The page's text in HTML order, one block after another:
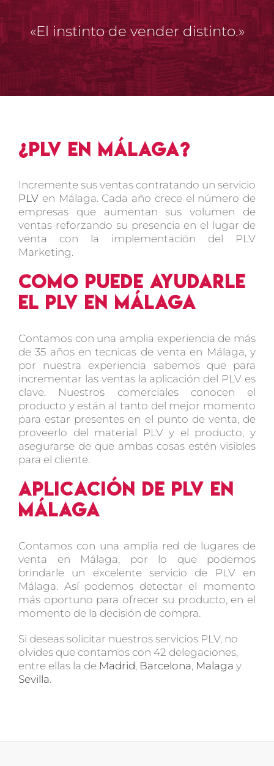
«El instinto de vender distinto.»
¿PLV en Málaga?
Incremente sus ventas contratando un servicio
PLV en Málaga. Cada año crece el número de
empresas que aumentan sus volumen de
ventas reforzando su presencia en el lugar de
venta con la implementación del PLV
Marketing.
Como puede ayudarle
el PLV en Málaga
Contamos con una amplia experiencia de más
de 35 años en tecnicas de venta en Málaga, y
por nuestra experiencia sabemos que para
incrementar las ventas la aplicación del PLV es
clave. Nuestros comerciales conocen el
producto y están al tanto del mejor momento
para estar presentes en el punto de venta, de
proveerlo del material PLV y el producto, y
asegurarse de que ambas cosas estén visibles
para el cliente.
Aplicación de PLV en
Málaga
Contamos con una amplia red de lugares de
venta en Málaga, por lo que podemos
brindarle un excelente servicio de PLV en
Málaga. Así podemos detectar el momento
más oportuno para ofrecer su producto, en el
momento de la decisión de compra.
Si deseas solicitar nuestros servicios PLV, no
olvides que contamos con 42 delegaciones,
entre ellas la de Madrid, Barcelona, Malaga y
Sevilla.